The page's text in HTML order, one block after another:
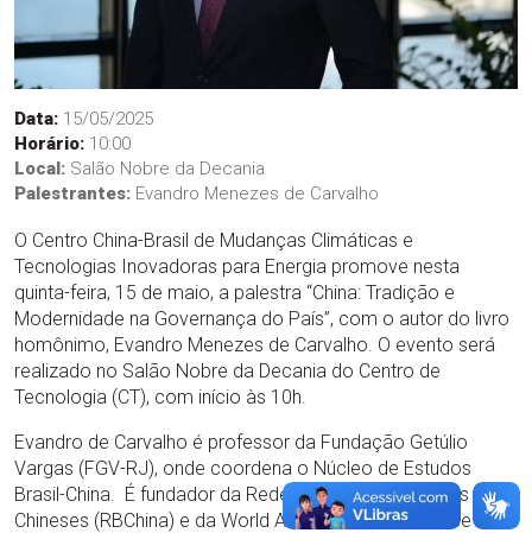
Data: 15/05/2025
Horário: 10:00
Local: Salão Nobre da Decania
Palestrantes: Evandro Menezes de Carvalho
O Centro China-Brasil de Mudanças Climáticas e
Tecnologias Inovadoras para Energia promove nesta
quinta-feira, 15 de maio, a palestra “China: Tradição e
Modernidade na Governança do País”, com o autor do livro
homônimo, Evandro Menezes de Carvalho. O evento será
realizado no Salão Nobre da Decania do Centro de
Tecnologia (CT), com início às 10h.
Evandro de Carvalho é professor da Fundação Getúlio
Vargas (FGV-RJ), onde coordena o Núcleo de Estudos
Brasil-China. É fundador da Rede Brasileira de Estudos
Chineses (RBChina) e da World Association for Chinese